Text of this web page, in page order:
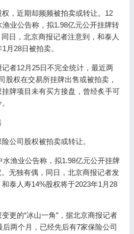
，近期却频频被拍卖或转让。12
渔业公告称，拟1.98亿元公开挂牌转
日，北京商报记者注意到，和泰人
月28日被拍卖。
者12月25日不完全统计，最近两
股权在交易所挂牌出售或被拍卖，
牌项目未有买方接盘，曾经炙手可
公司股权被拍卖或转让。
水渔业公告称，拟1.98亿元公开挂牌
无独有偶，同日，北京商报记者发
泰人寿14%股权将于2023年1月28
更的“冰山一角”，据北京商报记者
两个月，已经先后有7家保险公司